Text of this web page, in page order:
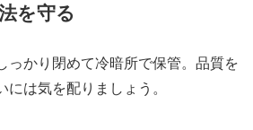
を守る
っかり閉めて冷暗所で保管。品質を
は気を配りましょう。